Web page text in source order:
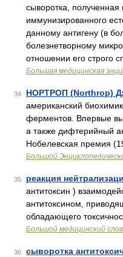
сыворотка, полученная
иммунизированного
данному антигену (в
болезнетворному
отношении его строго
Большая медицинская
34 НОРТРОП (Northrop)
американский
ферментов. Впервые
а также дифтерийный
Нобелевская премия
Большой
35 реакция
антитоксин )
антитоксином,
обладающего
Большой медицинский
36 сыворотка